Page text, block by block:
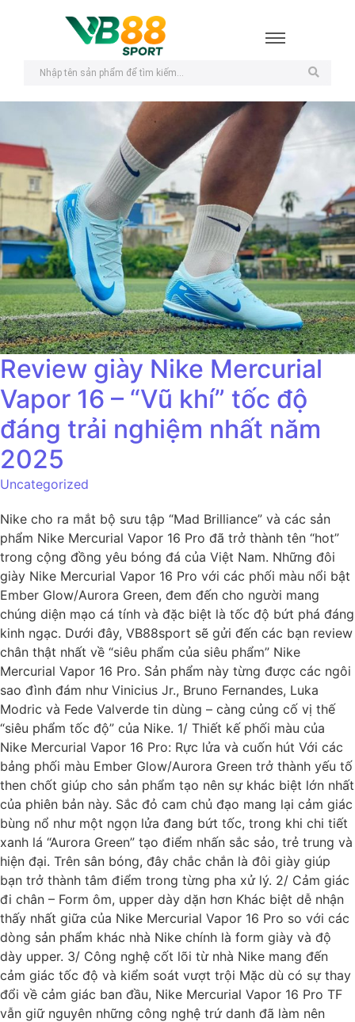
Review giày Nike Mercurial
Vapor 16 – “Vũ khí” tốc độ
đáng trải nghiệm nhất năm
2025
Uncategorized
Nike cho ra mắt bộ sưu tập “Mad Brilliance” và các sản
phẩm Nike Mercurial Vapor 16 Pro đã trở thành tên “hot”
trong cộng đồng yêu bóng đá của Việt Nam. Những đôi
giày Nike Mercurial Vapor 16 Pro với các phối màu nổi bật
Ember Glow/Aurora Green, đem đến cho người mang
chúng diện mạo cá tính và đặc biệt là tốc độ bứt phá đáng
kinh ngạc. Dưới đây, VB88sport sẽ gửi đến các bạn review
chân thật nhất về “siêu phẩm của siêu phẩm” Nike
Mercurial Vapor 16 Pro. Sản phẩm này từng được các ngôi
sao đình đám như Vinicius Jr., Bruno Fernandes, Luka
Modric và Fede Valverde tin dùng – càng củng cố vị thế
“siêu phẩm tốc độ” của Nike. 1/ Thiết kế phối màu của
Nike Mercurial Vapor 16 Pro: Rực lửa và cuốn hút Với các
bảng phối màu Ember Glow/Aurora Green trở thành yếu tố
then chốt giúp cho sản phẩm tạo nên sự khác biệt lớn nhất
của phiên bản này. Sắc đỏ cam chủ đạo mang lại cảm giác
bùng nổ như một ngọn lửa đang bứt tốc, trong khi chi tiết
xanh lá “Aurora Green” tạo điểm nhấn sắc sảo, trẻ trung và
hiện đại. Trên sân bóng, đây chắc chắn là đôi giày giúp
bạn trở thành tâm điểm trong từng pha xử lý. 2/ Cảm giác
đi chân – Form ôm, upper dày dặn hơn Khác biệt dễ nhận
thấy nhất giữa của Nike Mercurial Vapor 16 Pro so với các
dòng sản phẩm khác nhà Nike chính là form giày và độ
dày upper. 3/ Công nghệ cốt lõi từ nhà Nike mang đến
cảm giác tốc độ và kiểm soát vượt trội Mặc dù có sự thay
đổi về cảm giác ban đầu, Nike Mercurial Vapor 16 Pro TF
vẫn giữ nguyên những công nghệ trứ danh đã làm nên